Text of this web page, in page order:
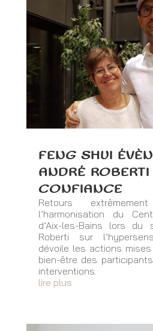
FENG SHUI
ANDRÉ ROBERTI
CONFIANCE
Retours
l’harmonisation du
d’Aix-les-Bains lors du
Roberti sur
dévoile les actions
bien-être des
interventions.
lire plus